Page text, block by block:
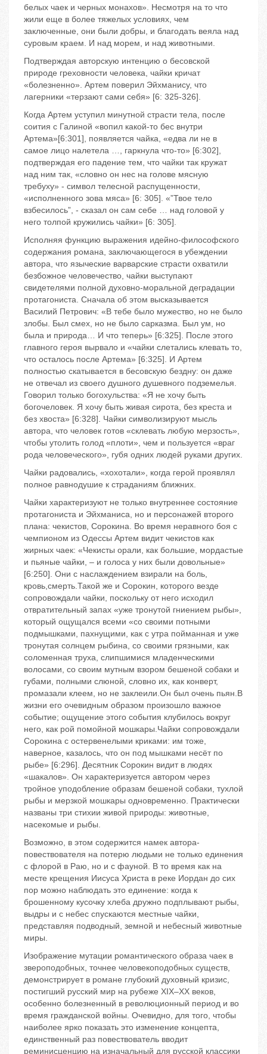
белых чаек и черных монахов». Несмотря на то что
жили еще в более тяжелых условиях, чем
заключенные, они были добры, и благодать веяла над
суровым краем. И над морем, и над животными.
Подтверждая авторскую интенцию о бесовской
природе греховности человека, чайки кричат
«болезненно». Артем поверил Эйхманису, что
лагерники «терзают сами себя» [6: 325-326].
Когда Артем уступил минутной страсти тела, после
соития с Галиной «вопил какой-то бес внутри
Артема»[6:301], появляется чайка, «едва ли не в
самое лицо налетела …, гаркнула что-то» [6:302],
подтверждая его падение тем, что чайки так кружат
над ним так, «словно он нес на голове мясную
требуху» - символ телесной распущенности,
«исполненного зова мяса» [6: 305]. «”Твое тело
взбесилось”, - сказал он сам себе … над головой у
него толпой кружились чайки» [6: 305].
Исполняя функцию выражения идейно-философского
содержания романа, заключающегося в убеждении
автора, что языческие варварские страсти охватили
безбожное человечество, чайки выступают
свидетелями полной духовно-моральной деградации
протагониста. Сначала об этом высказывается
Василий Петрович: «В тебе было мужество, но не было
злобы. Был смех, но не было сарказма. Был ум, но
была и природа… И что теперь» [6:325]. После этого
главного героя вырвало и «чайки слетались клевать то,
что осталось после Артема» [6:325]. И Артем
полностью скатывается в бесовскую бездну: он даже
не отвечал из своего душного душевного подземелья.
Говорил только богохульства: «Я не хочу быть
богочеловек. Я хочу быть живая сирота, без креста и
без хвоста» [6:328]. Чайки символизируют мысль
автора, что человек готов «склевать любую мерзость»,
чтобы утолить голод «плоти», чем и пользуется «враг
рода человеческого», губя одних людей руками других.
Чайки радовались, «хохотали», когда герой проявлял
полное равнодушие к страданиям ближних.
Чайки характеризуют не только внутреннее состояние
протагониста и Эйхманиса, но и персонажей второго
плана: чекистов, Сорокина. Во время неравного боя с
чемпионом из Одессы Артем видит чекистов как
жирных чаек: «Чекисты орали, как большие, мордастые
и пьяные чайки, – и голоса у них были довольные»
[6:250]. Они с наслаждением взирали на боль,
кровь,смерть.Такой же и Сорокин, которого везде
сопровождали чайки, поскольку от него исходил
отвратительный запах «уже тронутой гниением рыбы»,
который ощущался всеми «со своими потными
подмышками, пахнущими, как с утра пойманная и уже
тронутая солнцем рыбина, со своими грязными, как
соломенная труха, слипшимися младенческими
волосами, со своим мутным взором бешеной собаки и
губами, полными слюной, словно их, как конверт,
промазали клеем, но не заклеили.Он был очень пьян.В
жизни его очевидным образом произошло важное
событие; ощущение этого события клубилось вокруг
него, как рой помойной мошкары.Чайки сопровождали
Сорокина с остервенелыми криками: им тоже,
наверное, казалось, что он под мышками несёт по
рыбе» [6:296]. Десятник Сорокин видит в людях
«шакалов». Он характеризуется автором через
тройное уподобление образам бешеной собаки, тухлой
рыбы и мерзкой мошкары одновременно. Практически
названы три стихии живой природы: животные,
насекомые и рыбы.
Возможно, в этом содержится намек автора-
повествователя на потерю людьми не только единения
с флорой в Раю, но и с фауной. В то время как на
месте крещения Иисуса Христа в реке Иордан до сих
пор можно наблюдать это единение: когда к
брошенному кусочку хлеба дружно подплывают рыбы,
выдры и с небес спускаются местные чайки,
представляя подводный, земной и небесный животные
миры.
Изображение мутации романтического образа чаек в
звероподобных, точнее человекоподобных существ,
демонстрирует в романе глубокий духовный кризис,
постигший русский мир на рубеже XIX–XX веков,
особенно болезненный в революционный период и во
время гражданской войны. Очевидно, для того, чтобы
наиболее ярко показать это изменение концепта,
единственный раз повествователь вводит
реминисценцию на изначальный для русской классики